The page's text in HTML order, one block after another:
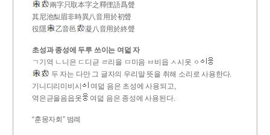
兩字只取本字之釋俚語爲聲
其尼池梨眉非時異八音用於初聲
役隱
乙音邑 凝八音用於終聲
초성과 종성에 두루 쓰이는 여덟 자
ㄱ기역 ㄴ니은 ㄷ디귿 ㄹ리을 ㅁ미음 ㅂ비읍 ㅅ시옷 ㆁ
두 자는 다만 그 글자의 우리말 뜻을 취해 소리로 사용한다.
기니디리미비시
여덟 음은 초성에 사용되고,
역은귿을음읍옷
여덟 음은 종성에 사용된다.
“훈몽자회” 범례